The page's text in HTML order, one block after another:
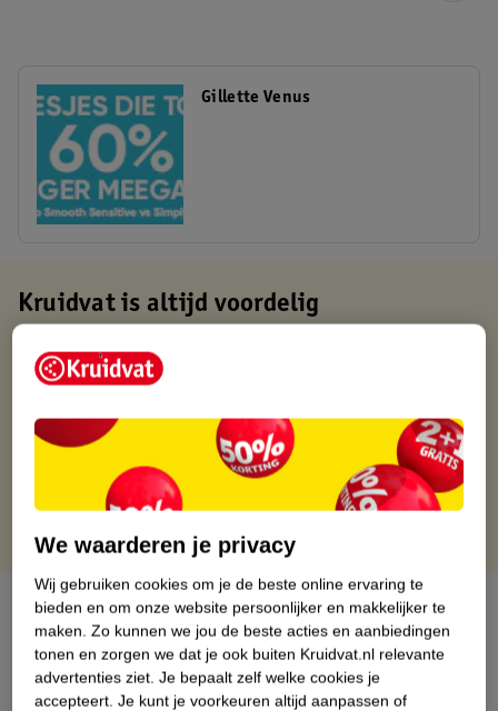
Gillette Venus
Kruidvat is altijd voordelig
Gratis ophalen in de winkel
Op werkdagen voor 22:00 uur besteld, volgende dag in huis
Gratis retourneren binnen 30 dagen
Gratis punten met je Kruidvat kaart
Over dit product
Productinformatie
We waarderen je privacy
Wij gebruiken cookies om je de beste online ervaring te
bieden en om onze website persoonlijker en makkelijker te
maken. Zo kunnen we jou de beste acties en aanbiedingen
tonen en zorgen we dat je ook buiten Kruidvat.nl relevante
advertenties ziet. Je bepaalt zelf welke cookies je
accepteert. Je kunt je voorkeuren altijd aanpassen of